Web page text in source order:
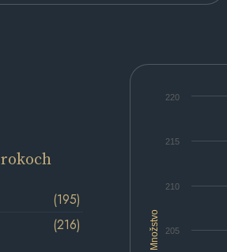
Množstvo 205
210
215
220
(195)
(216)